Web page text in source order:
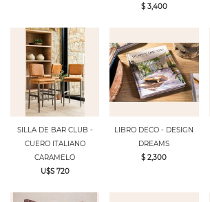
$ 3,400
SILLA DE BAR CLUB -
CUERO ITALIANO
CARAMELO
U$S 720
LIBRO DECO - DESIGN
DREAMS
$ 2,300